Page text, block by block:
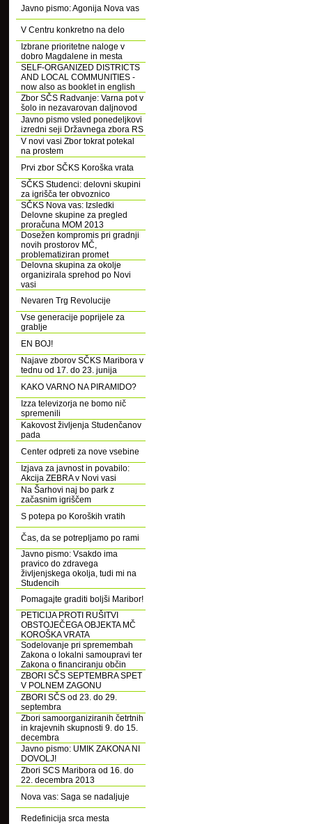
Javno pismo: Agonija Nova vas
V Centru konkretno na delo
Izbrane prioritetne naloge v
dobro Magdalene in mesta
SELF-ORGANIZED DISTRICTS
AND LOCAL COMMUNITIES -
now also as booklet in english
Zbor SČS Radvanje: Varna pot v
šolo in nezavarovan daljnovod
Javno pismo vsled ponedeljkovi
izredni seji Državnega zbora RS
V novi vasi Zbor tokrat potekal
na prostem
Prvi zbor SČKS Koroška vrata
SČKS Studenci: delovni skupini
za igrišča ter obvoznico
SČKS Nova vas: Izsledki
Delovne skupine za pregled
proračuna MOM 2013
Dosežen kompromis pri gradnji
novih prostorov MČ,
problematiziran promet
Delovna skupina za okolje
organizirala sprehod po Novi
vasi
Nevaren Trg Revolucije
Vse generacije poprijele za
grablje
EN BOJ!
Najave zborov SČKS Maribora v
tednu od 17. do 23. junija
KAKO VARNO NA PIRAMIDO?
Izza televizorja ne bomo nič
spremenili
Kakovost življenja Studenčanov
pada
Center odpreti za nove vsebine
Izjava za javnost in povabilo:
Akcija ZEBRA v Novi vasi
Na Šarhovi naj bo park z
začasnim igriščem
S potepa po Koroških vratih
Čas, da se potrepljamo po rami
Javno pismo: Vsakdo ima
pravico do zdravega
življenjskega okolja, tudi mi na
Studencih
Pomagajte graditi boljši Maribor!
PETICIJA PROTI RUŠITVI
OBSTOJEČEGA OBJEKTA MČ
KOROŠKA VRATA
Sodelovanje pri spremembah
Zakona o lokalni samoupravi ter
Zakona o financiranju občin
ZBORI SČS SEPTEMBRA SPET
V POLNEM ZAGONU
ZBORI SČS od 23. do 29.
septembra
Zbori samoorganiziranih četrtnih
in krajevnih skupnosti 9. do 15.
decembra
Javno pismo: UMIK ZAKONA NI
DOVOLJ!
Zbori SCS Maribora od 16. do
22. decembra 2013
Nova vas: Saga se nadaljuje
Redefinicija srca mesta